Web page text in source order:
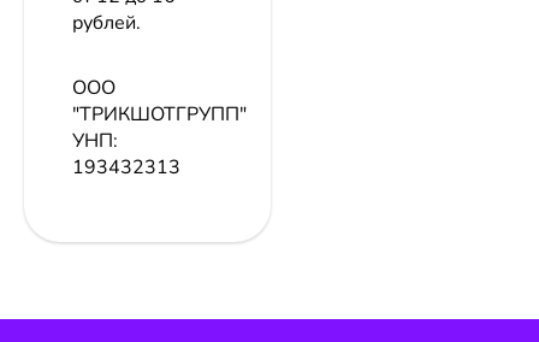
рублей.
ООО
"ТРИКШОТГРУПП"
УНП:
193432313